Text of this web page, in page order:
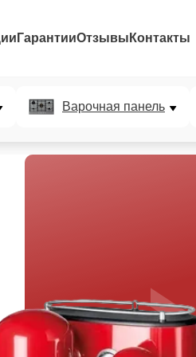
ГарантииОтзывы Контакты
Варочная панель